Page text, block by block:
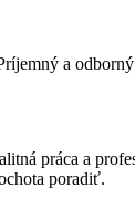
a
práca a
poradiť.